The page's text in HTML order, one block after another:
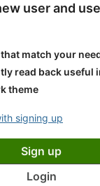
user and
match your
read back useful
theme
signing up
Sign up
Login